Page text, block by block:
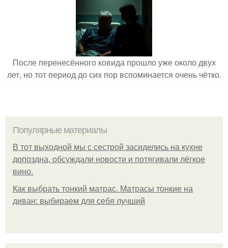
После перенесённого ковида прошло уже около двух
лет, но тот период до сих пор вспоминается очень чётко.
Популярные материалы
В тот выходной мы с сестрой засиделись на кухне
допоздна, обсуждали новости и потягивали лёгкое
вино.
Как выбрать тонкий матрас. Матрасы тонкие на
диван: выбираем для себя лучший